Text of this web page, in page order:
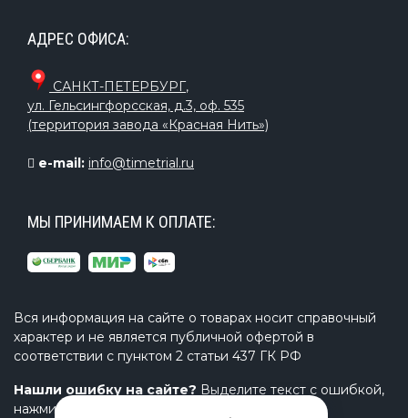
АДРЕС ОФИСА:
САНКТ-ПЕТЕРБУРГ,
ул. Гельсингфорсская, д.3, оф. 535
(территория завода «Красная Нить»)
e-mail: info@timetrial.ru
МЫ ПРИНИМАЕМ К ОПЛАТЕ:
Вся информация на сайте о товарах носит справочный
характер и не является публичной офертой в
соответствии с пунктом 2 статьи 437 ГК РФ
Нашли ошибку на сайте? Выделите текст с ошибкой,
нажмите Ctrl+Enter и напишите нам.